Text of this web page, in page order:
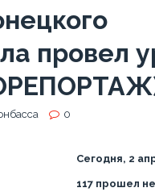
провел
0
Сегодня, 2
117 прошел